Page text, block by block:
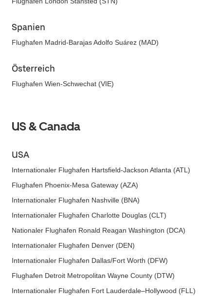
Spanien
Flughafen Madrid-Barajas Adolfo Suárez (MAD)
Österreich
Flughafen Wien-Schwechat (VIE)
US & Canada
USA
Internationaler Flughafen Hartsfield-Jackson Atlanta (ATL)
Flughafen Phoenix-Mesa Gateway (AZA)
Internationaler Flughafen Nashville (BNA)
Internationaler Flughafen Charlotte Douglas (CLT)
Nationaler Flughafen Ronald Reagan Washington (DCA)
Internationaler Flughafen Denver (DEN)
Internationaler Flughafen Dallas/Fort Worth (DFW)
Flughafen Detroit Metropolitan Wayne County (DTW)
Internationaler Flughafen Fort Lauderdale–Hollywood (FLL)